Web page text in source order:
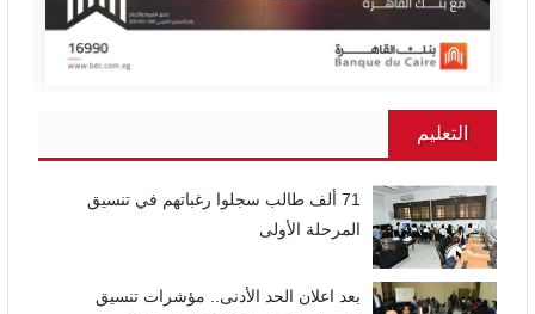
التعليم
71 ألف طالب سجلوا رغباتهم في تنسيق
المرحلة الأولى
بعد اعلان الحد الأدنى.. مؤشرات تنسيق